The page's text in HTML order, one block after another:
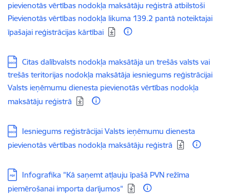
pievienotās vērtības nodokļa maksātāju reģistrā atbilstoši
Pievienotās vērtības nodokļa likuma 139.2 pantā noteiktajai
īpašajai reģistrācijas kārtībai
Lejupielādēt:
Citas dalībvalsts nodokļa maksātāja un trešās valsts vai
trešās teritorijas nodokļa maksātāja iesniegums reģistrācijai
Valsts ieņēmumu dienesta pievienotās vērtības nodokļa
maksātāju reģistrā
Lejupielādēt:
Iesniegums reģistrācijai Valsts ieņēmumu dienesta
pievienotās vērtības nodokļa maksātāju reģistrā
Lejupielādēt:
Infografika "Kā saņemt atļauju īpašā PVN režīma
piemērošanai importa darījumos"